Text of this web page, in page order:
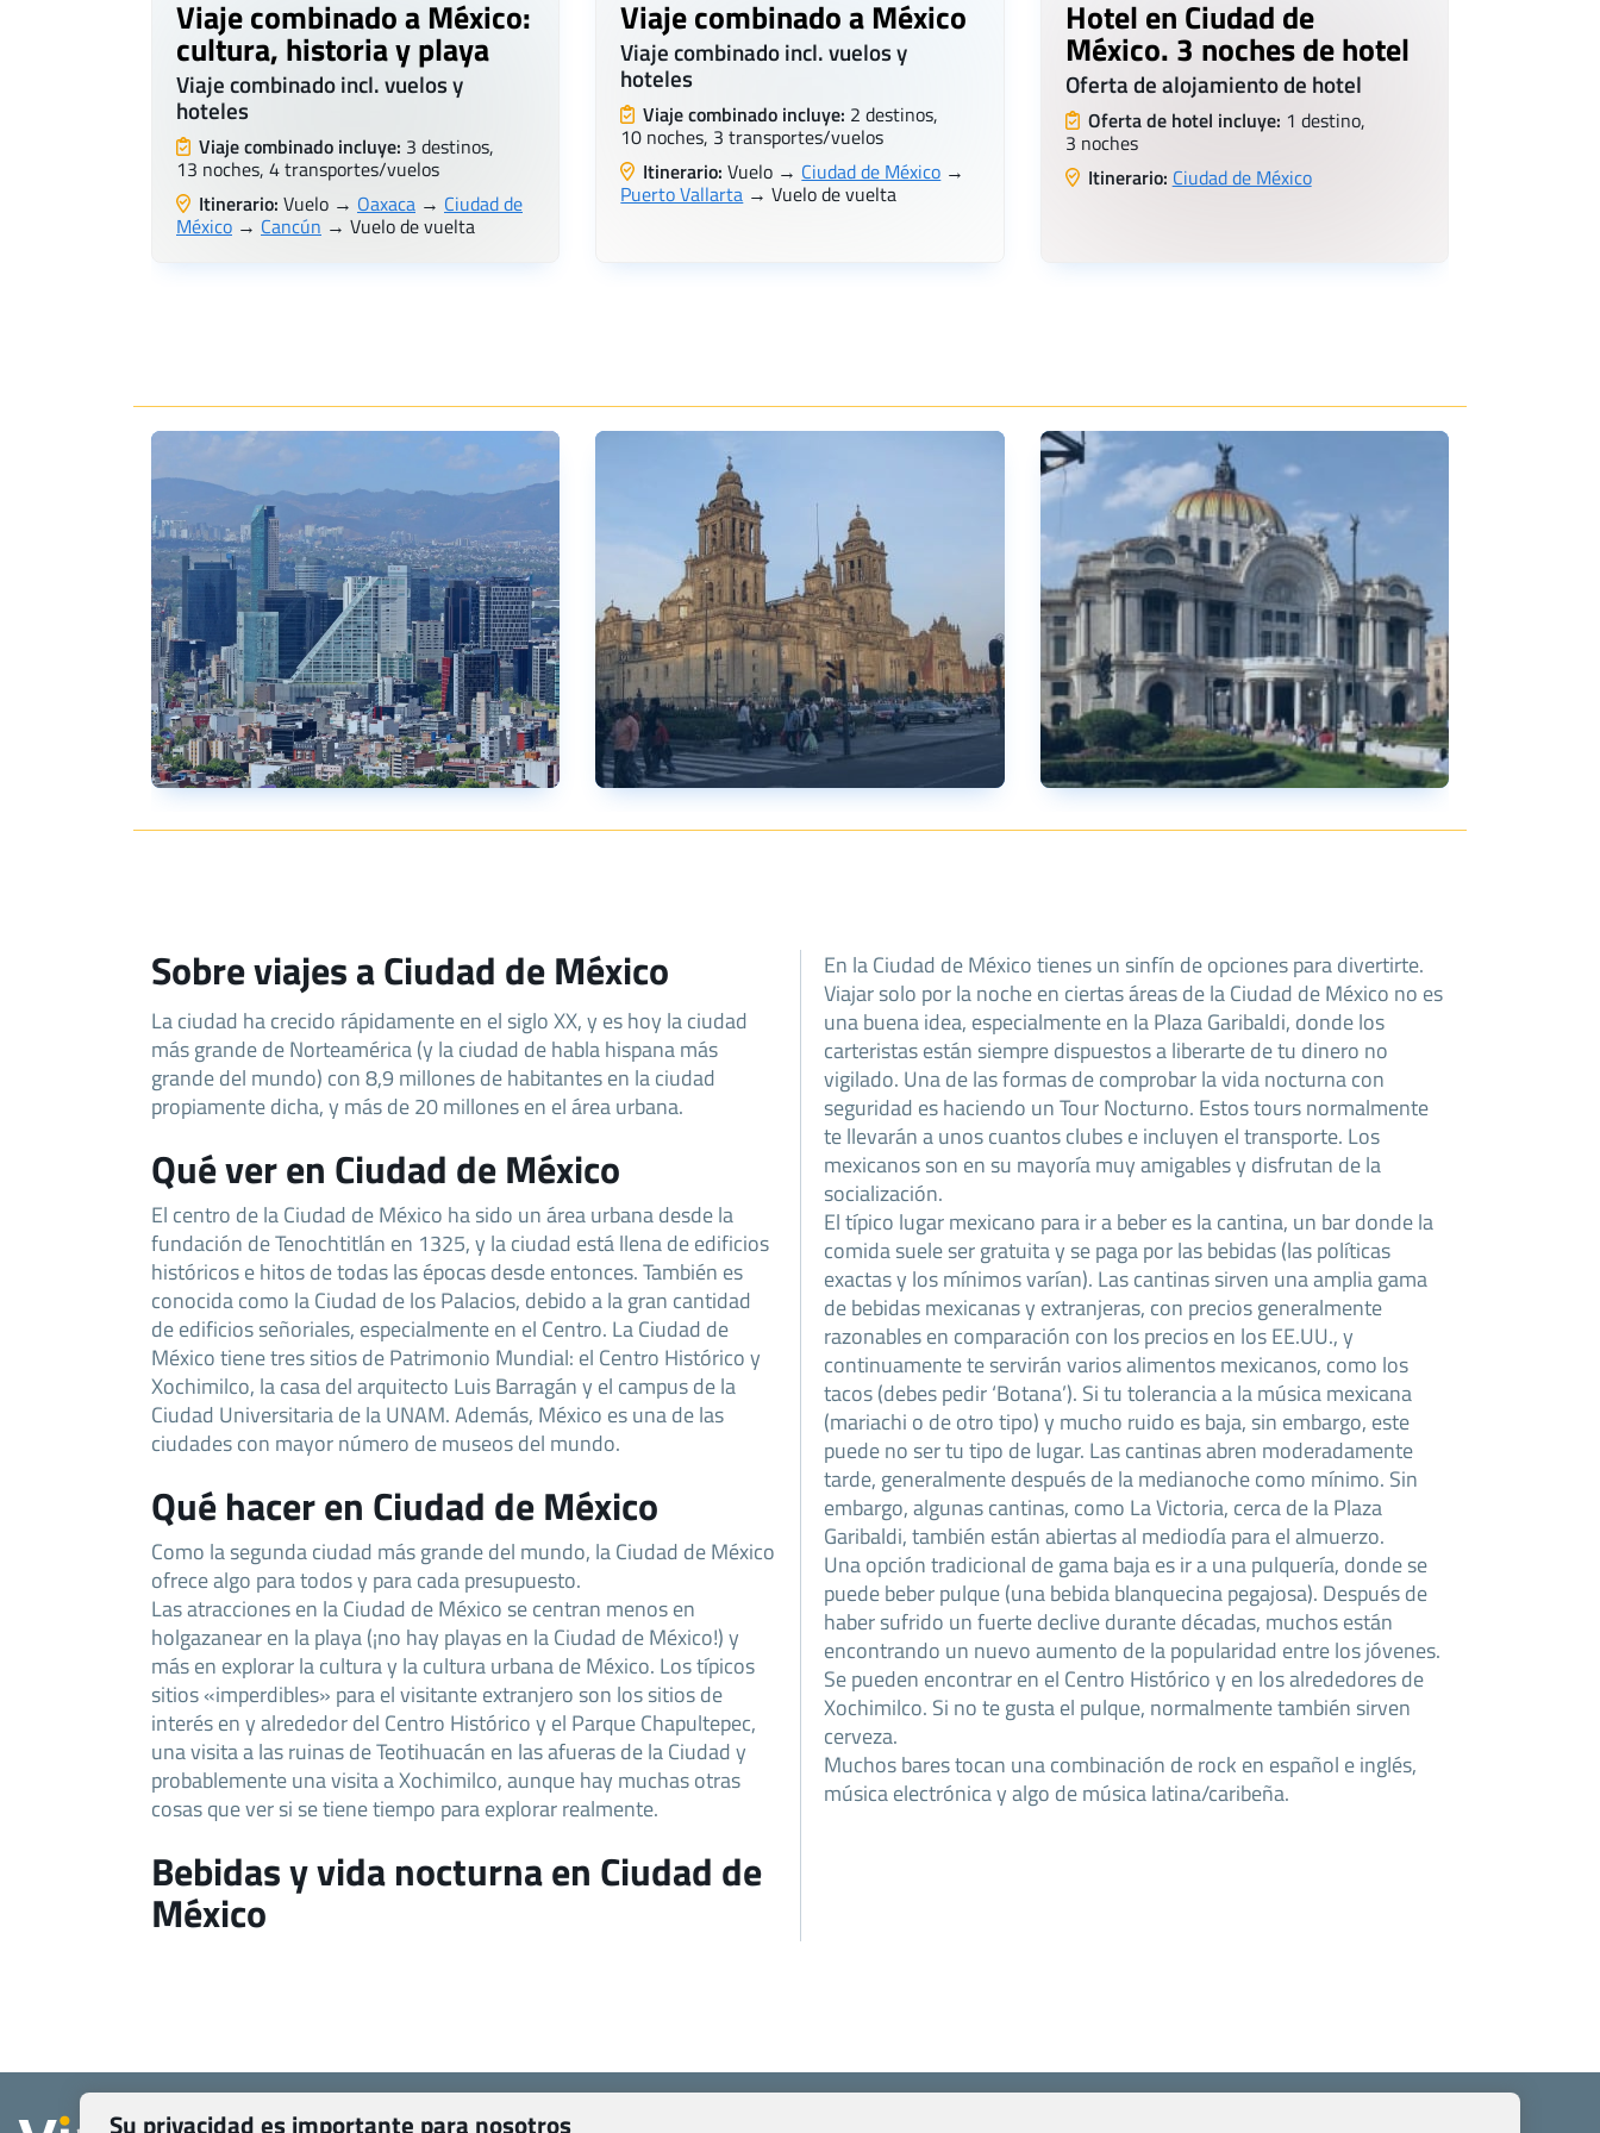
Viaje combinado a México:
cultura, historia y playa
Viaje combinado incl. vuelos y
hoteles
Viaje combinado incluye: 3 destinos,
13 noches, 4 transportes/vuelos
Itinerario: Vuelo → Oaxaca → Ciudad de
México → Cancún → Vuelo de vuelta
Viaje combinado a México
Viaje combinado incl. vuelos y
hoteles
Viaje combinado incluye: 2 destinos,
10 noches, 3 transportes/vuelos
Itinerario: Vuelo → Ciudad de México →
Puerto Vallarta → Vuelo de vuelta
Hotel en Ciudad de
México. 3 noches de hotel
Oferta de alojamiento de hotel
Oferta de hotel incluye: 1 destino,
3 noches
Itinerario: Ciudad de México
Sobre viajes a Ciudad de México
La ciudad ha crecido rápidamente en el siglo XX, y es hoy la ciudad
más grande de Norteamérica (y la ciudad de habla hispana más
grande del mundo) con 8,9 millones de habitantes en la ciudad
propiamente dicha, y más de 20 millones en el área urbana.
Qué ver en Ciudad de México
El centro de la Ciudad de México ha sido un área urbana desde la
fundación de Tenochtitlán en 1325, y la ciudad está llena de edificios
históricos e hitos de todas las épocas desde entonces. También es
conocida como la Ciudad de los Palacios, debido a la gran cantidad
de edificios señoriales, especialmente en el Centro. La Ciudad de
México tiene tres sitios de Patrimonio Mundial: el Centro Histórico y
Xochimilco, la casa del arquitecto Luis Barragán y el campus de la
Ciudad Universitaria de la UNAM. Además, México es una de las
ciudades con mayor número de museos del mundo.
Qué hacer en Ciudad de México
Como la segunda ciudad más grande del mundo, la Ciudad de México
ofrece algo para todos y para cada presupuesto.
Las atracciones en la Ciudad de México se centran menos en
holgazanear en la playa (¡no hay playas en la Ciudad de México!) y
más en explorar la cultura y la cultura urbana de México. Los típicos
sitios «imperdibles» para el visitante extranjero son los sitios de
interés en y alrededor del Centro Histórico y el Parque Chapultepec,
una visita a las ruinas de Teotihuacán en las afueras de la Ciudad y
probablemente una visita a Xochimilco, aunque hay muchas otras
cosas que ver si se tiene tiempo para explorar realmente.
Bebidas y vida nocturna en Ciudad de
México
En la Ciudad de México tienes un sinfín de opciones para divertirte.
Viajar solo por la noche en ciertas áreas de la Ciudad de México no es
una buena idea, especialmente en la Plaza Garibaldi, donde los
carteristas están siempre dispuestos a liberarte de tu dinero no
vigilado. Una de las formas de comprobar la vida nocturna con
seguridad es haciendo un Tour Nocturno. Estos tours normalmente
te llevarán a unos cuantos clubes e incluyen el transporte. Los
mexicanos son en su mayoría muy amigables y disfrutan de la
socialización.
El típico lugar mexicano para ir a beber es la cantina, un bar donde la
comida suele ser gratuita y se paga por las bebidas (las políticas
exactas y los mínimos varían). Las cantinas sirven una amplia gama
de bebidas mexicanas y extranjeras, con precios generalmente
razonables en comparación con los precios en los EE.UU., y
continuamente te servirán varios alimentos mexicanos, como los
tacos (debes pedir ‘Botana’). Si tu tolerancia a la música mexicana
(mariachi o de otro tipo) y mucho ruido es baja, sin embargo, este
puede no ser tu tipo de lugar. Las cantinas abren moderadamente
tarde, generalmente después de la medianoche como mínimo. Sin
embargo, algunas cantinas, como La Victoria, cerca de la Plaza
Garibaldi, también están abiertas al mediodía para el almuerzo.
Una opción tradicional de gama baja es ir a una pulquería, donde se
puede beber pulque (una bebida blanquecina pegajosa). Después de
haber sufrido un fuerte declive durante décadas, muchos están
encontrando un nuevo aumento de la popularidad entre los jóvenes.
Se pueden encontrar en el Centro Histórico y en los alrededores de
Xochimilco. Si no te gusta el pulque, normalmente también sirven
cerveza.
Muchos bares tocan una combinación de rock en español e inglés,
música electrónica y algo de música latina/caribeña.
Su privacidad es importante para nosotros